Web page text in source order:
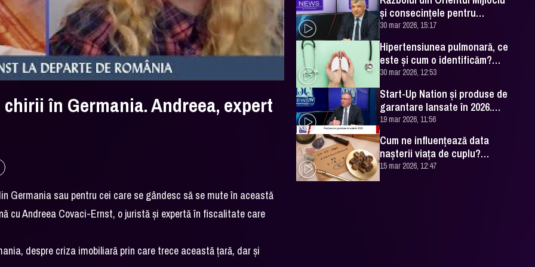
în Germania. Andreea, expert
Germania sau pentru cei care se gândesc să se mute în această
cu Andreea Covaci-Ernst, o juristă și expertă în fiscalitate care
despre criza imobiliară prin care trece această țară, dar și
și consecințele pentru
România. Excelența Sa Ovidiu
Dranga, interviu
30 mar 2026, 15:17
Hipertensiunea pulmonară, ce
este și cum o identificăm?
Explicațiile unui medic
specialist
30 mar 2026, 12:53
Start-Up Nation și produse de
garantare lansate în 2026.
Cătălin Leonte (FNGCIMM), la
DC News
19 mar 2026, 11:56
Cum ne influențează data
nașterii viața de cuplu?
Numerologul Romeo Popescu
are explicațiile
15 mar 2026, 12:47